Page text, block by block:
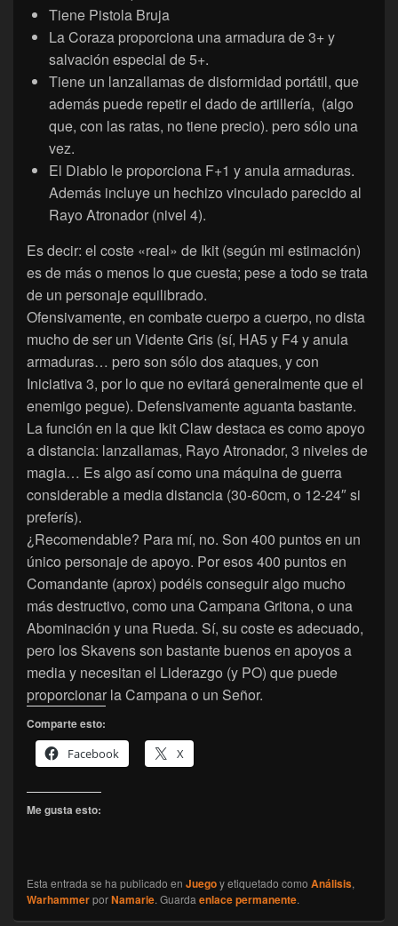
Tiene Pistola Bruja
La Coraza proporciona una armadura de 3+ y
salvación especial de 5+.
Tiene un lanzallamas de disformidad portátil, que
además puede repetir el dado de artillería, (algo
que, con las ratas, no tiene precio). pero sólo una
vez.
El Diablo le proporciona F+1 y anula armaduras.
Además incluye un hechizo vinculado parecido al
Rayo Atronador (nivel 4).
Es decir: el coste «real» de Ikit (según mi estimación)
es de más o menos lo que cuesta; pese a todo se trata
de un personaje equilibrado.
Ofensivamente, en combate cuerpo a cuerpo, no dista
mucho de ser un Vidente Gris (sí, HA5 y F4 y anula
armaduras… pero son sólo dos ataques, y con
Iniciativa 3, por lo que no evitará generalmente que el
enemigo pegue). Defensivamente aguanta bastante.
La función en la que Ikit Claw destaca es como apoyo
a distancia: lanzallamas, Rayo Atronador, 3 niveles de
magia… Es algo así como una máquina de guerra
considerable a media distancia (30-60cm, o 12-24″ si
preferís).
¿Recomendable? Para mí, no. Son 400 puntos en un
único personaje de apoyo. Por esos 400 puntos en
Comandante (aprox) podéis conseguir algo mucho
más destructivo, como una Campana Gritona, o una
Abominación y una Rueda. Sí, su coste es adecuado,
pero los Skavens son bastante buenos en apoyos a
media y necesitan el Liderazgo (y PO) que puede
proporcionar la Campana o un Señor.
Comparte esto:
Facebook
X
Me gusta esto:
Esta entrada se ha publicado en Juegoy etiquetado como Análisis,
WarhammerporNamarie. Guardaenlace permanente.